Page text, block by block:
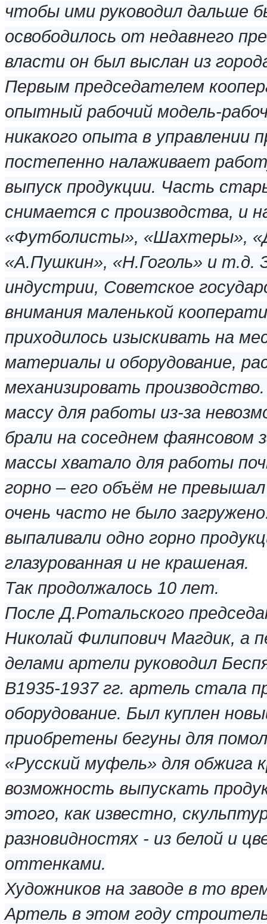
чтобы ими руководил дальше
освободилось от недавнего
власти он был выслан из
Первым председателем
опытный рабочий модель-
никакого опыта в управлении
постепенно налаживает
выпуск продукции. Часть
снимается с производства, и
«Футболисты», «Шахтеры»,
«А.Пушкин», «Н.Гоголь» и т.д.
индустрии, Советское
внимания маленькой
приходилось изыскивать на
материалы и оборудование,
механизировать
массу для работы из-за
брали на соседнем фаянсовом
массы хватало для работы
горно – его объём не
очень часто не было
выпаливали одно горно
глазурованная и не крашеная.
Так продолжалось 10 лет.
После Д.Ротальского
Николай Филипович Магдик, а
делами артели руководил
В1935-1937 гг. артель стала
оборудование. Был куплен
приобретены бегуны для
«Русский муфель» для обжига
возможность выпускать
этого, как известно,
разновидностях - из белой и
оттенками.
Художников на заводе в то
Артель в этом году